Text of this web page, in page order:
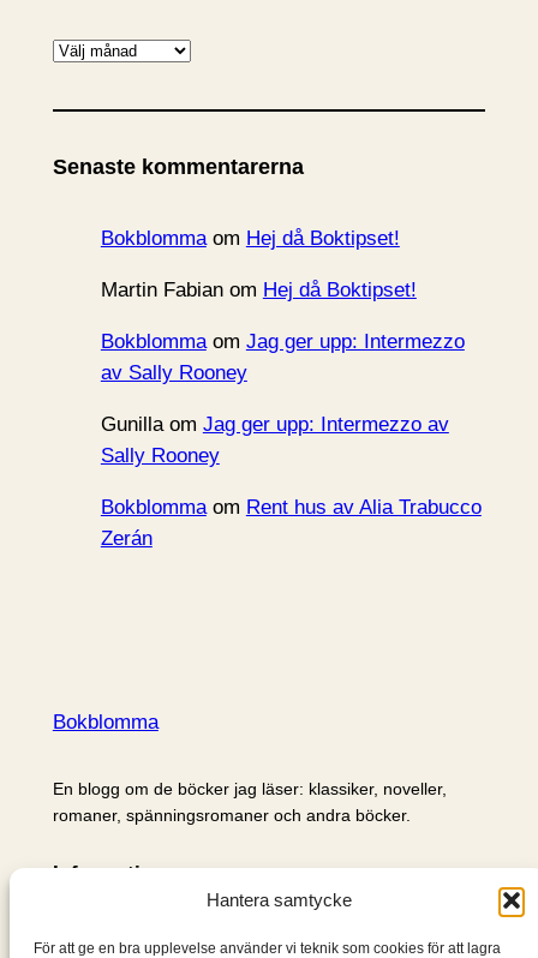
Hantera samtycke
För att ge en bra upplevelse använder vi teknik som cookies för att lagra
A
k
v
Senaste kommentarerna
Bokblommaom Hej då Boktipset!
Martin Fabianom Hej då Boktipset!
Bokblommaom Jag ger upp: Intermezzo
av Sally Rooney
Gunillaom Jag ger upp: Intermezzo av
Sally Rooney
Bokblommaom Rent hus av Alia Trabucco
Zerán
Bokblomma
En blogg om de böcker jag läser: klassiker, noveller,
romaner, spänningsromaner och andra böcker.
Information
Om mig & om bloggen